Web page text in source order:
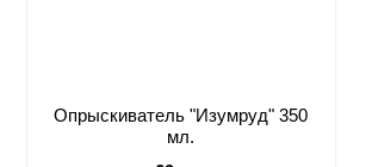
Опрыскиватель "Изумруд" 350
мл.